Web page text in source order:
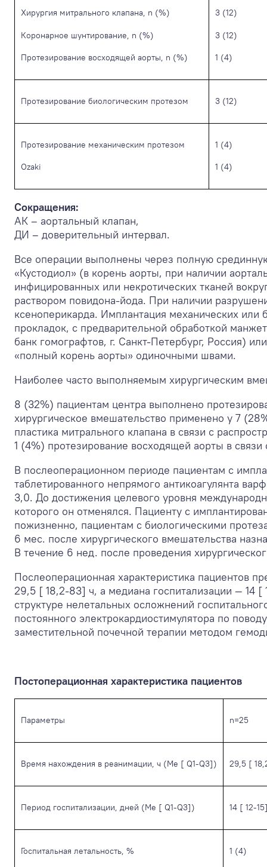
Хирургия митрального клапана, n (%)
Коронарное шунтирование, n (%)
Протезирование восходящей аорты, n (%)
3 (12)
3 (12)
1 (4)
Протезирование биологическим протезом 3 (12)
Протезирование механическим протезом
Ozaki
1 (4)
1 (4)
Сокращения:
АК – аортальный клапан,
ДИ – доверительный интервал.
Все операции выполнены через полную
«Кустодиол» (в корень аорты, при наличии
инфицированных или некротических тканей
раствором повидона-йода. При наличии
ксеноперикарда. Имплантация механических
прокладок, с предварительной обработкой
банк гомографтов, г. Санкт-Петербург, Россия)
«полный корень аорты» одиночными швами.
Наиболее часто выполняемым хирургическим
8 (32%) пациентам центра выполнено
хирургическое вмешательство применено у 7
пластика митрального клапана в связи с
1 (4%) протезирование восходящей аорты в
В послеоперационном периоде пациентам c
таблетированного непрямого антикоагулянта
3,0. До достижения целевого уровня
которого он отменялся. Пациенту с
пожизненно, пациентам с биологическими
6 мес. после хирургического вмешательства
В течение 6 нед. после проведения
Послеоперационная характеристика пациентов
29,5 [ 18,2-83] ч, а медиана госпитализации — 14
структуре нелетальных осложнений
постоянного электрокардиостимулятора по
заместительной почечной терапии методом
Постоперационная характеристика пациентов
Параметры n=25
Время нахождения в реанимации, ч (Me [ Q1-Q3]) 29,5 [
Период госпитализации, дней (Me [ Q1-Q3]) 14 [ 12-
Госпитальная летальность, % 1 (4)